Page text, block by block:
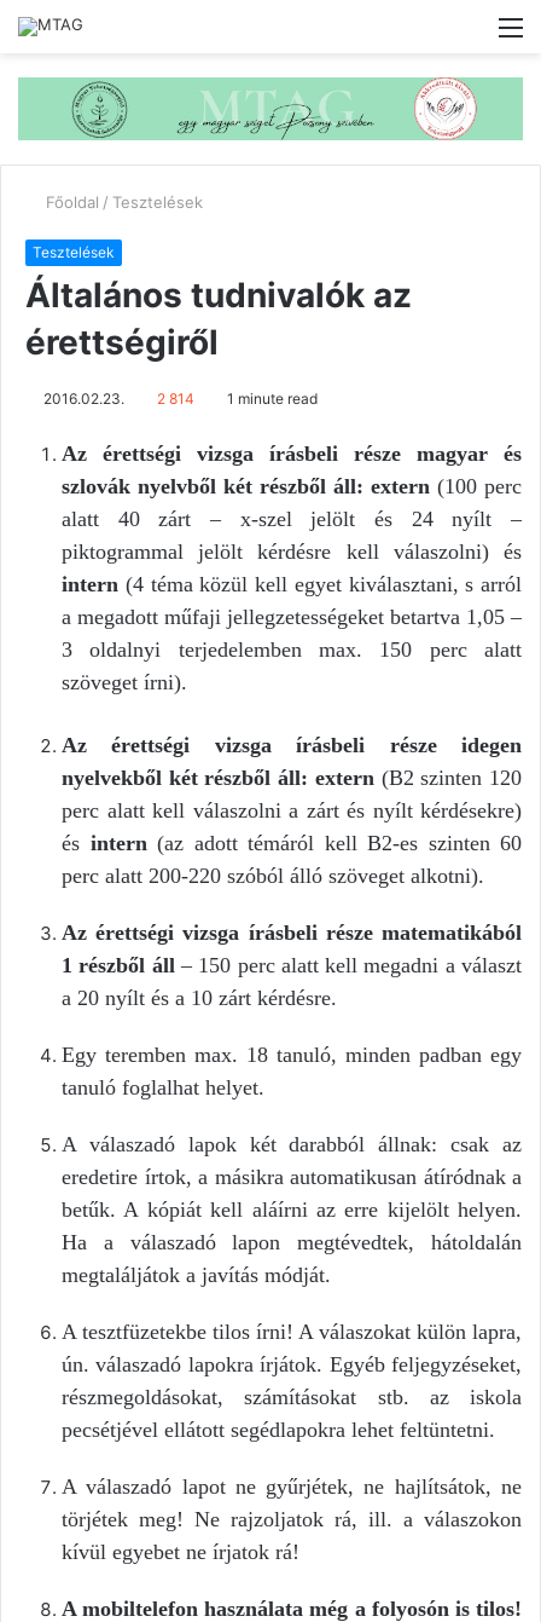
Főoldal / Tesztelések
Tesztelések
Általános tudnivalók az
érettségiről
2016.02.23. 2 814 1 minute read
Az érettségi vizsga írásbeli része magyar és
szlovák nyelvből két részből áll: extern (100 perc
alatt 40 zárt – x-szel jelölt és 24 nyílt –
piktogrammal jelölt kérdésre kell válaszolni) és
intern (4 téma közül kell egyet kiválasztani, s arról
a megadott műfaji jellegzetességeket betartva 1,05 –
3 oldalnyi terjedelemben max. 150 perc alatt
szöveget írni).
Az érettségi vizsga írásbeli része idegen
nyelvekből két részből áll: extern (B2 szinten 120
perc alatt kell válaszolni a zárt és nyílt kérdésekre)
és intern (az adott témáról kell B2-es szinten 60
perc alatt 200-220 szóból álló szöveget alkotni).
Az érettségi vizsga írásbeli része matematikából
1 részből áll – 150 perc alatt kell megadni a választ
a 20 nyílt és a 10 zárt kérdésre.
Egy teremben max. 18 tanuló, minden padban egy
tanuló foglalhat helyet.
A válaszadó lapok két darabból állnak: csak az
eredetire írtok, a másikra automatikusan átíródnak a
betűk. A kópiát kell aláírni az erre kijelölt helyen.
Ha a válaszadó lapon megtévedtek, hátoldalán
megtaláljátok a javítás módját.
A tesztfüzetekbe tilos írni! A válaszokat külön lapra,
ún. válaszadó lapokra írjátok. Egyéb feljegyzéseket,
részmegoldásokat, számításokat stb. az iskola
pecsétjével ellátott segédlapokra lehet feltüntetni.
A válaszadó lapot ne gyűrjétek, ne hajlítsátok, ne
törjétek meg! Ne rajzoljatok rá, ill. a válaszokon
kívül egyebet ne írjatok rá!
A mobiltelefon használata még a folyosón is tilos!